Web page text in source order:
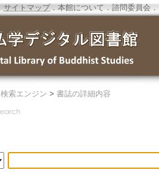
サイトマップ．本館について ． 諮問委員会 ．
検索エンジン > 書誌の詳細内容